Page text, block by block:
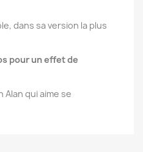
dans sa version la plus
pour un effet de
Alan qui aime se